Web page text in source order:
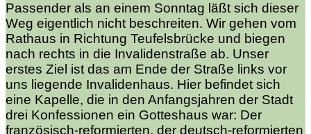
Passender als an einem Sonntag läßt sich dieser
Weg eigentlich nicht beschreiten. Wir gehen vom
Rathaus in Richtung Teufelsbrücke und biegen
nach rechts in die Invalidenstraße ab. Unser
erstes Ziel ist das am Ende der Straße links vor
uns liegende Invalidenhaus. Hier befindet sich
eine Kapelle, die in den Anfangsjahren der Stadt
drei Konfessionen ein Gotteshaus war: Der
französisch-reformierten, der deutsch-reformierten